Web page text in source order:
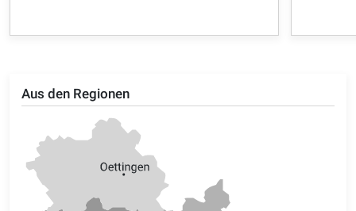
Aus den Regionen